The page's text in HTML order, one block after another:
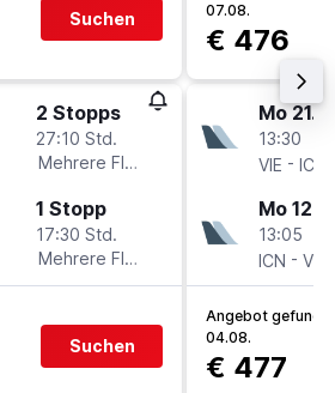
Suchen
2 Stopps
27:10 Std.
Mehrere Fluglinien
1 Stopp
17:30 Std.
Mehrere Fluglinien
Suchen
07.08.
€ 476
Mo 21.9.
13:30
VIE - ICN
Mo
13:05
ICN - VIE
Angebot
04.08.
€ 477